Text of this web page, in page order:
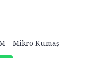
– Mikro Kumaş